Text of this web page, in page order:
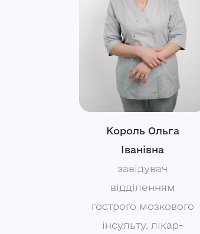
Король Ольга
Іванівна
завідувач
відділенням
гострого мозкового
інсульту, лікар-